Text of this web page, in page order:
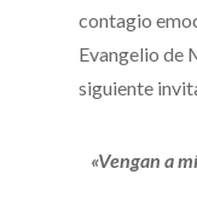
contagio
Evangelio de
siguiente
«Vengan a